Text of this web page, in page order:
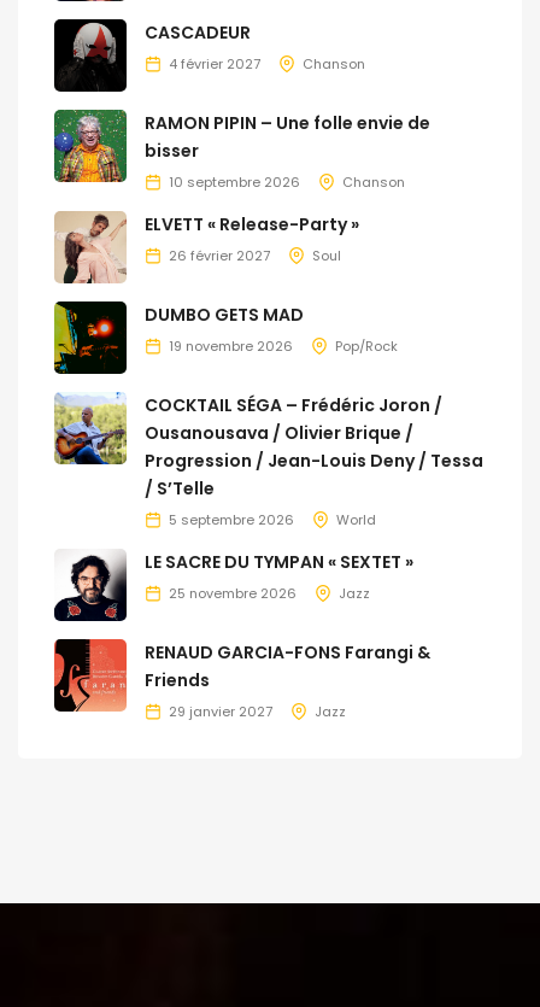
CASCADEUR
4 février 2027 Chanson
RAMON PIPIN – Une folle envie de
bisser
10 septembre 2026 Chanson
ELVETT « Release-Party »
26 février 2027 Soul
DUMBO GETS MAD
19 novembre 2026 Pop/Rock
COCKTAIL SÉGA – Frédéric Joron /
Ousanousava / Olivier Brique /
Progression / Jean-Louis Deny / Tessa
/ S’Telle
5 septembre 2026 World
LE SACRE DU TYMPAN « SEXTET »
25 novembre 2026 Jazz
RENAUD GARCIA-FONS Farangi &
Friends
29 janvier 2027 Jazz